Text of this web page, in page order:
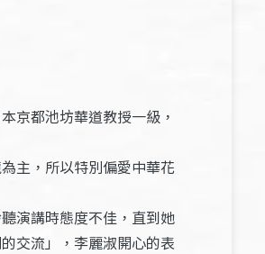
京都池坊華道教授一級，
主，所以特別偏愛中華花
演講時態度不佳，直到她
交流」，李麗淑開心的表